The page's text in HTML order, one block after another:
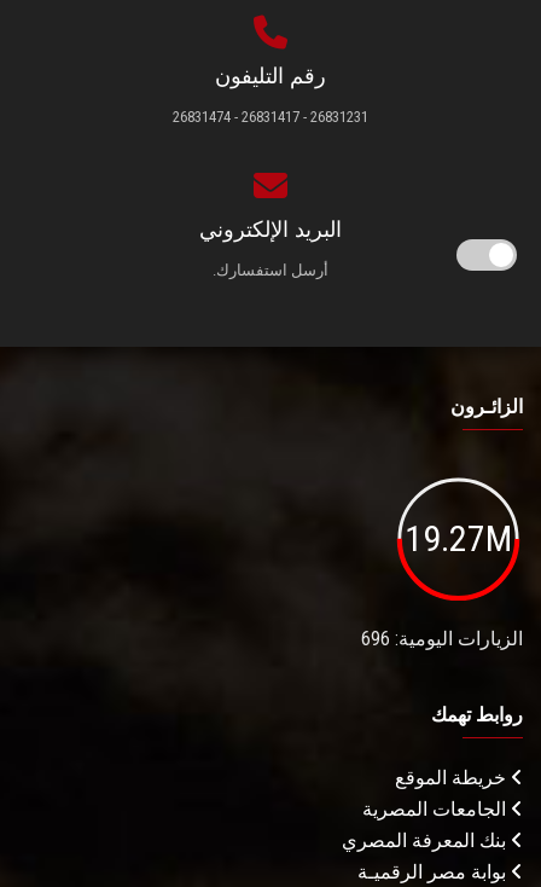
رقم التليفون
26831231 - 26831417 - 26831474
البريد الإلكتروني
أرسل استفسارك.
الزائـرون
19.27M
الزيارات اليومية: 696
روابط تهمك
خريطة الموقع
الجامعات المصرية
بنك المعرفة المصري
بوابة مصر الرقميـة